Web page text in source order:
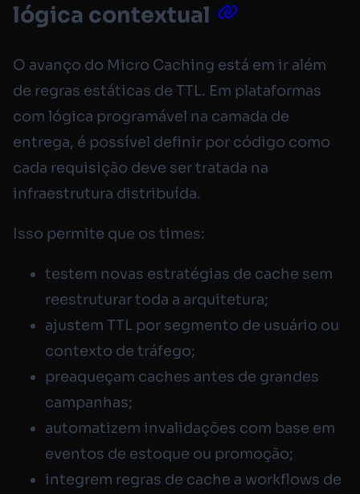
lógica contextual
O avanço do Micro Caching está em ir além
de regras estáticas de TTL. Em plataformas
com lógica programável na camada de
entrega, é possível definir por código como
cada requisição deve ser tratada na
infraestrutura distribuída.
Isso permite que os times:
testem novas estratégias de cache sem
reestruturar toda a arquitetura;
ajustem TTL por segmento de usuário ou
contexto de tráfego;
preaqueçam caches antes de grandes
campanhas;
automatizem invalidações com base em
eventos de estoque ou promoção;
integrem regras de cache a workflows de